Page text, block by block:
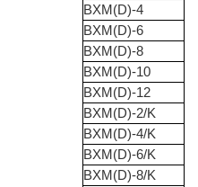
BXM(D)-4
BXM(D)-6
BXM(D)-8
BXM(D)-10
BXM(D)-12
BXM(D)-2/K
BXM(D)-4/K
BXM(D)-6/K
BXM(D)-8/K